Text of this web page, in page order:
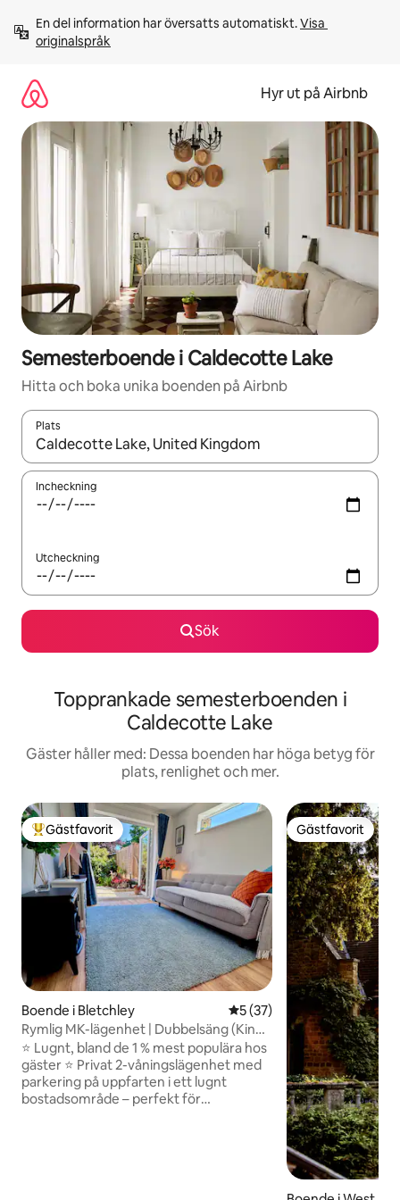
innehåll
En del information har översatts automatiskt. Visa
originalspråk
Hyr ut på Airbnb
Semesterboende i Caldecotte Lake
Hitta och boka unika boenden på Airbnb
Plats
När resultaten är tillgängliga kan du navigera med upp- och
Incheckning
Utcheckning
Sök
Topprankade semesterboenden i
Caldecotte Lake
Gäster håller med: Dessa boenden har höga betyg för
plats, renlighet och mer.
Populär gästfavorit
Gästfavorit
Boende i Bletchley 5 av 5 i genomsnittligt
5 (37)
Rymlig MK-lägenhet | Dubbelsäng (King)
| Trädgård | Parkering
⭐ Lugnt, bland de 1 % mest populära hos
gäster ⭐️ Privat 2-våningslägenhet med
parkering på uppfarten i ett lugnt
bostadsområde – perfekt för
Gästfavorit
Gästfavorit